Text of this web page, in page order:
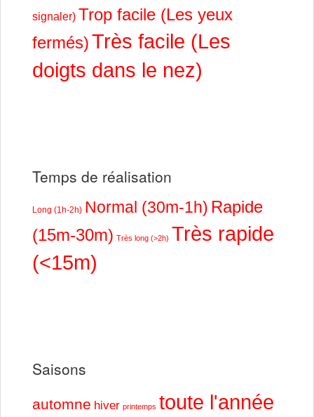
signaler) Trop facile (Les yeux
fermés)Très facile (Les
doigts dans le nez)
Temps de réalisation
Long (1h-2h) Normal (30m-1h) Rapide
(15m-30m) Très long (>2h) Très rapide
(<15m)
Saisons
automne hiver printemps toute l'année